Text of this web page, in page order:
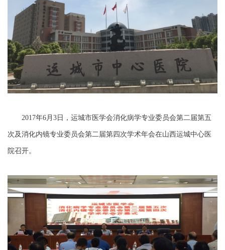
2017年6月3日，运城市医学会消化病学专业委员会第二届第五
次及消化内镜专业委员会第二届第四次学术年会在山西运城中心医
院召开。